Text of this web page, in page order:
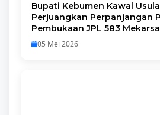
Bupati Kebumen Kawal
Perjuangkan Perpanjangan
Pembukaan JPL 583
05 Mei 2026